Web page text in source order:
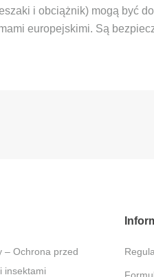
i obciążnik) mogą być
europejskimi. Są
insektami